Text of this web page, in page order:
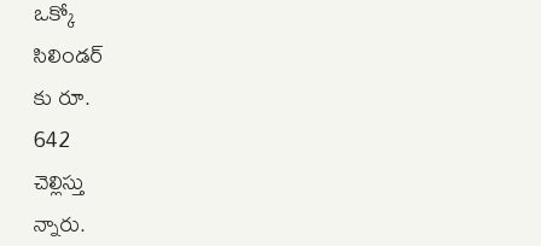
ఒక్కో
సిలిండర్‌
కు రూ.
642
చెల్లిస్తు
న్నారు.